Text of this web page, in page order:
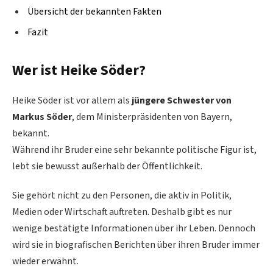
Übersicht der bekannten Fakten
Fazit
Wer ist Heike Söder?
Heike Söder ist vor allem als jüngere Schwester von
Markus Söder, dem Ministerpräsidenten von Bayern,
bekannt.
Während ihr Bruder eine sehr bekannte politische Figur ist,
lebt sie bewusst außerhalb der Öffentlichkeit.
Sie gehört nicht zu den Personen, die aktiv in Politik,
Medien oder Wirtschaft auftreten. Deshalb gibt es nur
wenige bestätigte Informationen über ihr Leben. Dennoch
wird sie in biografischen Berichten über ihren Bruder immer
wieder erwähnt.